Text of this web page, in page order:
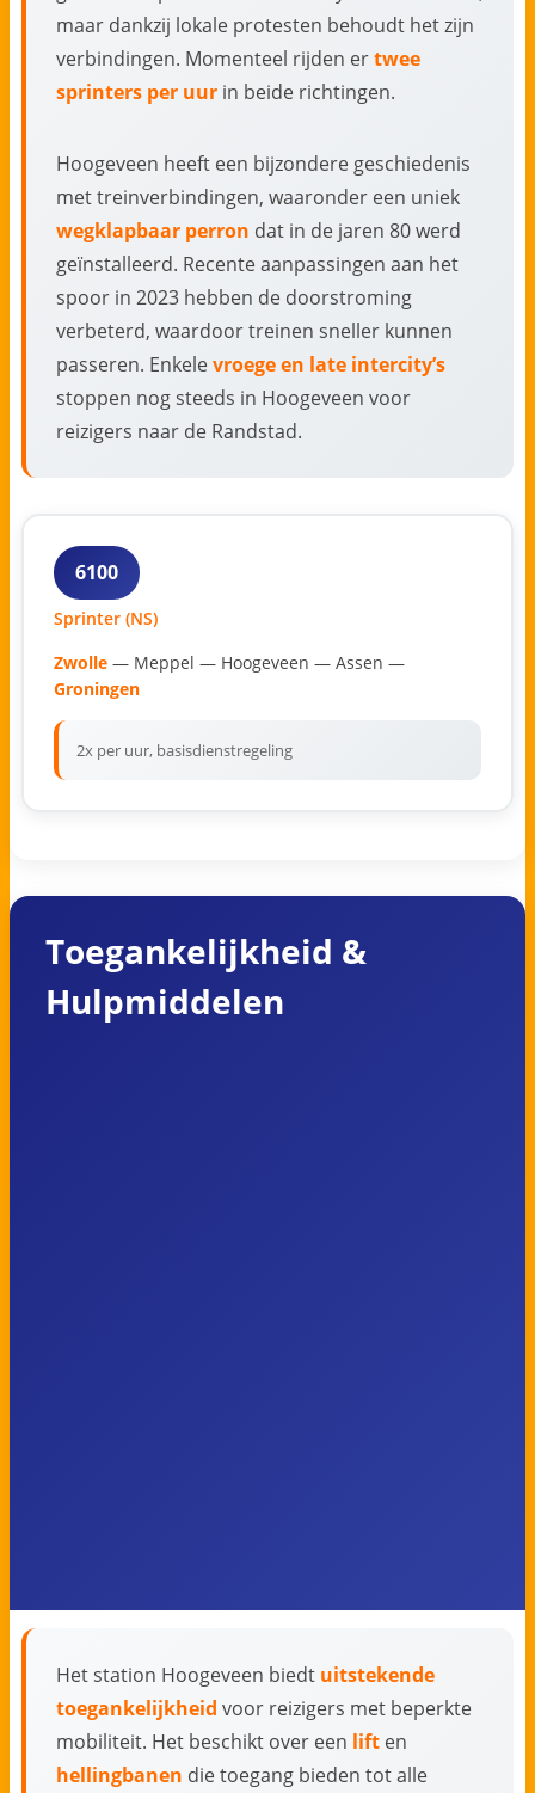
maar dankzij lokale protesten behoudt het zijn
verbindingen. Momenteel rijden ertwee
sprinters per uur in beide richtingen.
Hoogeveen heeft een bijzondere geschiedenis
met treinverbindingen, waaronder een uniek
wegklapbaar perron dat in de jaren 80 werd
geïnstalleerd. Recente aanpassingen aan het
spoor in 2023 hebben de doorstroming
verbeterd, waardoor treinen sneller kunnen
passeren. Enkelevroege en late intercity’s
stoppen nog steeds in Hoogeveen voor
reizigers naar de Randstad.
6100
Sprinter (NS)
Zwolle — Meppel — Hoogeveen — Assen —
Groningen
2x per uur, basisdienstregeling
Toegankelijkheid &
Hulpmiddelen
Het station Hoogeveen biedt uitstekende
toegankelijkheid voor reizigers met beperkte
mobiliteit. Het beschikt over een lift en
hellingbanen die toegang bieden tot alle